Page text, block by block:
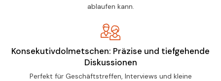
ablaufen kann.
Konsekutivdolmetschen: Präzise und tiefgehende
Diskussionen
Perfekt für Geschäftstreffen, Interviews und kleine